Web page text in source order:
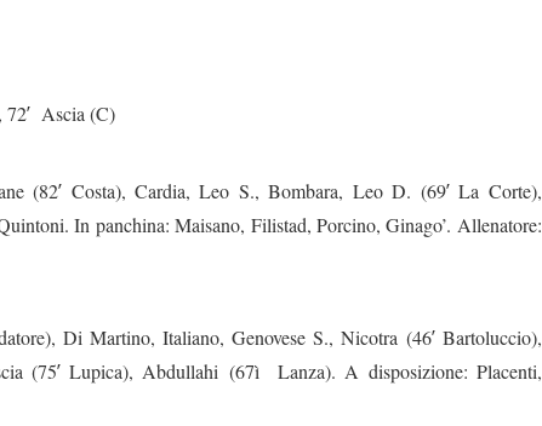
72′ Ascia (C)
(82′ Costa), Cardia, Leo S., Bombara, Leo D. (69′ La Corte),
In panchina: Maisano, Filistad, Porcino, Ginago’. Allenatore:
Di Martino, Italiano, Genovese S., Nicotra (46′ Bartoluccio),
(75′ Lupica), Abdullahi (67ì Lanza). A disposizione: Placenti,